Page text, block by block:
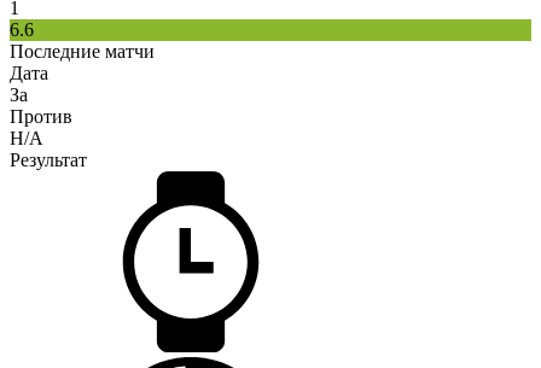
1
6.6
Последние матчи
Дата
За
Против
H/A
Результат